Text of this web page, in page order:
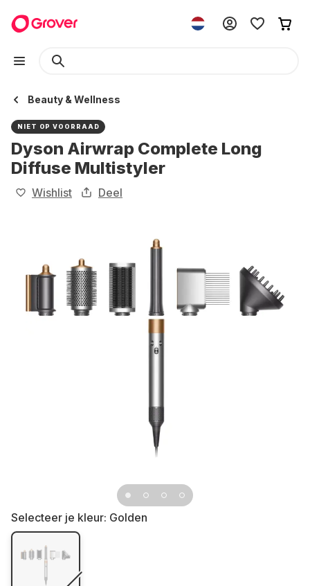
Beauty & Wellness
NIET OP VOORRAAD
Dyson Airwrap Complete Long
Diffuse Multistyler
Wishlist Deel
Selecteer je kleur: Golden